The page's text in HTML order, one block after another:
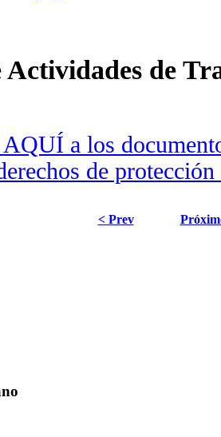
Actividades de
a los
de protección
< Prev